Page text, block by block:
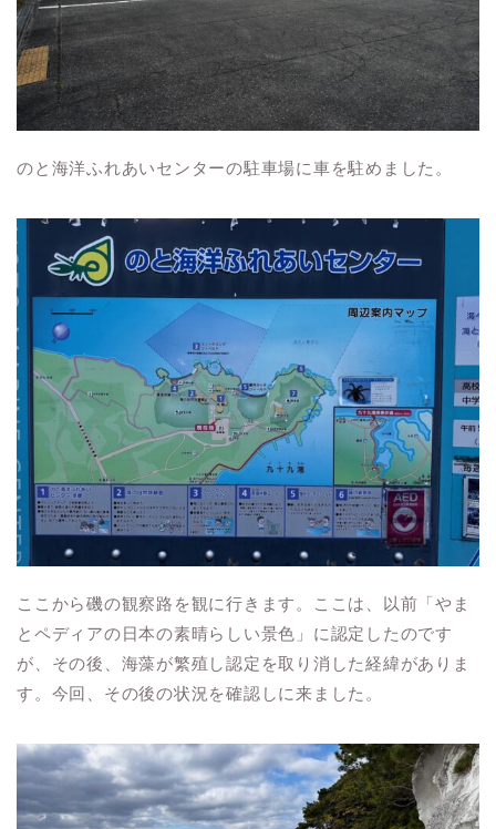
のと海洋ふれあいセンターの駐車場に車を駐めました。
ここから磯の観察路を観に行きます。ここは、以前「やま
とペディアの日本の素晴らしい景色」に認定したのです
が、その後、海藻が繁殖し認定を取り消した経緯がありま
す。今回、その後の状況を確認しに来ました。